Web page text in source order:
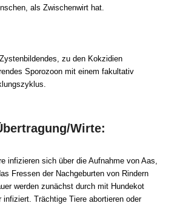
als Zwischenwirt hat.
zu den Kokzidien
Sporozoon mit einem fakultativ
Wirte:
infizieren sich über die Aufnahme von Aas,
Fressen der Nachgeburten von Rindern
werden zunächst durch mit Hundekot
infiziert. Trächtige Tiere abortieren oder